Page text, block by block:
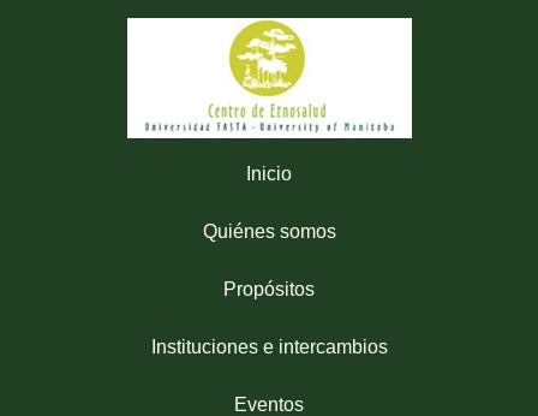
Inicio
Quiénes somos
Propósitos
Instituciones e intercambios
Eventos